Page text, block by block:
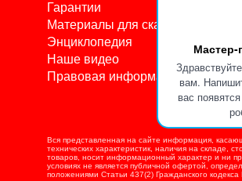
вам.
вас
Гарантии
Материалы для скачивания
Энциклопедия
Наше видео
Правовая информация
Вся представленная на сайте информация,
технических характеристик, наличия на складе,
товаров, носит информационный характер и ни
условиях не является публичной офертой,
положениями Статьи 437(2) Гражданского